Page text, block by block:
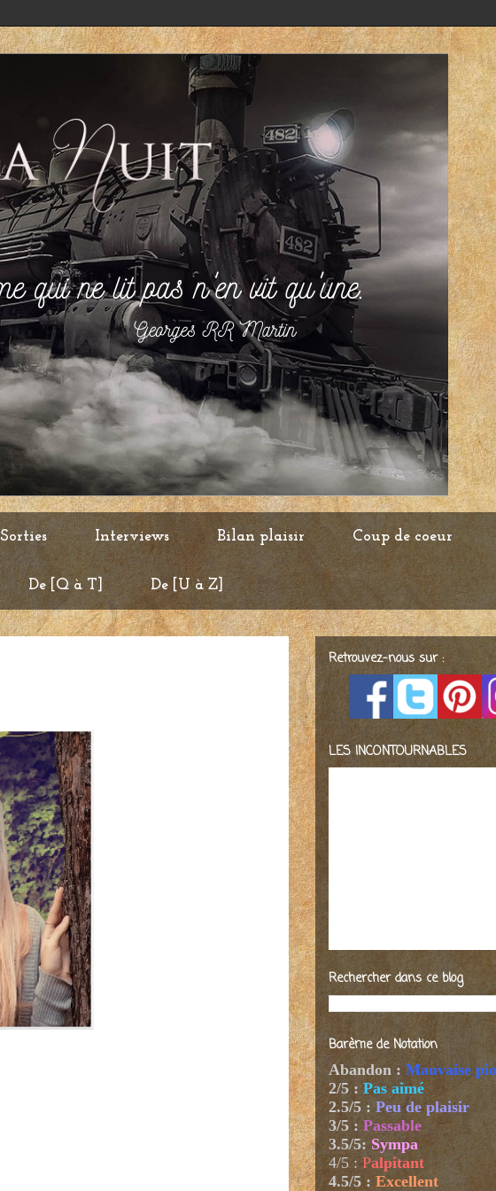
Sorties Interviews Bilan plaisir Coup de coeur
De [Q à T] De [U à Z]
Retrouvez-nous sur :
LES INCONTOURNABLES
Rechercher dans ce blog
Barème de Notation
Abandon : Mauvaise
2/5 : Pas aimé
2.5/5 : Peu de plaisir
3/5 : Passable
3.5/5: Sympa
4/5 : Palpitant
4.5/5 : Excellent